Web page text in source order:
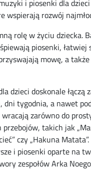
i piosenki dla
wspierają rozwój
rolę w życiu dziecka.
piosenki, łatwiej
mowę, a
dzieci doskonale łączą
dni tygodnia, a nawet
wracają zarówno do
takich jak
czy „Hakuna
i piosenki oparte na
zespołów Arka